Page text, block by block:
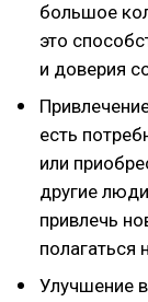
большое
это
и доверия
есть
или
другие
привлечь
полагаться
Улучшение